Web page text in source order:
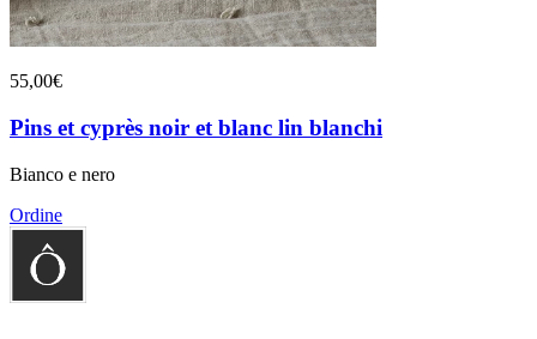
55,00€
Pins et cyprès noir et blanc lin blanchi
Bianco e nero
Ordine